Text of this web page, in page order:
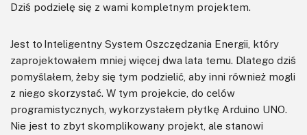
Dziś podzielę się z wami kompletnym projektem.
Jest to Inteligentny System Oszczędzania Energii, który
zaprojektowałem mniej więcej dwa lata temu. Dlatego dziś
pomyślałem, żeby się tym podzielić, aby inni również mogli
z niego skorzystać. W tym projekcie, do celów
programistycznych, wykorzystałem płytkę Arduino UNO.
Nie jest to zbyt skomplikowany projekt, ale stanowi